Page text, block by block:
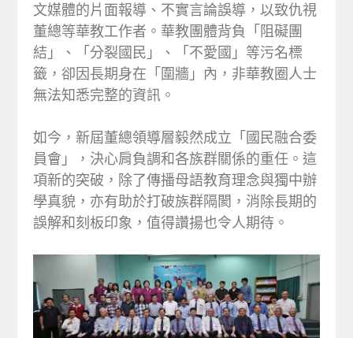
文媒體的片面報導、不實言論誤導，以致仇視
董總等華教工作者。華教團體背負「阻礙團
結」、「分裂國民」、「不愛國」等污名標
籤，卻因長期身在「圍牆」內，非華教圈人士
無法知悉完整的資訊。
如今，新屆董總領導層毅然成立「國民融合委
員會」，決心肩負調和各族群關係的重任。這
項新的突破，除了傳播母語教育理念與獨中辦
學真貌，亦有助於打破族群隔閡，消除長期的
誤解和刻板印象，值得讚揚也令人期待。